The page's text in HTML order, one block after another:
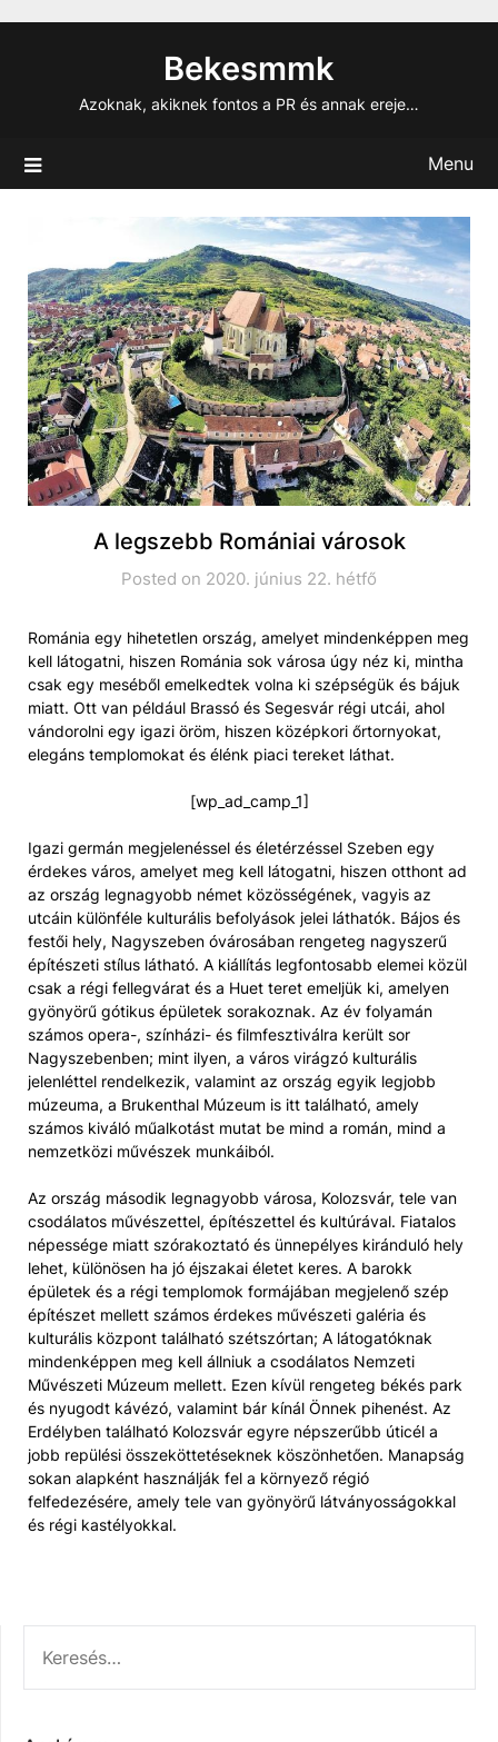
Bekesmmk
Azoknak, akiknek fontos a PR és annak ereje…
Menu
A legszebb Romániai városok
Posted on 2020. június 22. hétfő
Románia egy hihetetlen ország, amelyet mindenképpen meg
kell látogatni, hiszen Románia sok városa úgy néz ki, mintha
csak egy meséből emelkedtek volna ki szépségük és bájuk
miatt. Ott van például Brassó és Segesvár régi utcái, ahol
vándorolni egy igazi öröm, hiszen középkori őrtornyokat,
elegáns templomokat és élénk piaci tereket láthat.
[wp_ad_camp_1]
Igazi germán megjelenéssel és életérzéssel Szeben egy
érdekes város, amelyet meg kell látogatni, hiszen otthont ad
az ország legnagyobb német közösségének, vagyis az
utcáin különféle kulturális befolyások jelei láthatók. Bájos és
festői hely, Nagyszeben óvárosában rengeteg nagyszerű
építészeti stílus látható. A kiállítás legfontosabb elemei közül
csak a régi fellegvárat és a Huet teret emeljük ki, amelyen
gyönyörű gótikus épületek sorakoznak. Az év folyamán
számos opera-, színházi- és filmfesztiválra került sor
Nagyszebenben; mint ilyen, a város virágzó kulturális
jelenléttel rendelkezik, valamint az ország egyik legjobb
múzeuma, a Brukenthal Múzeum is itt található, amely
számos kiváló műalkotást mutat be mind a román, mind a
nemzetközi művészek munkáiból.
Az ország második legnagyobb városa, Kolozsvár, tele van
csodálatos művészettel, építészettel és kultúrával. Fiatalos
népessége miatt szórakoztató és ünnepélyes kiránduló hely
lehet, különösen ha jó éjszakai életet keres. A barokk
épületek és a régi templomok formájában megjelenő szép
építészet mellett számos érdekes művészeti galéria és
kulturális központ található szétszórtan; A látogatóknak
mindenképpen meg kell állniuk a csodálatos Nemzeti
Művészeti Múzeum mellett. Ezen kívül rengeteg békés park
és nyugodt kávézó, valamint bár kínál Önnek pihenést. Az
Erdélyben található Kolozsvár egyre népszerűbb úticél a
jobb repülési összeköttetéseknek köszönhetően. Manapság
sokan alapként használják fel a környező régió
felfedezésére, amely tele van gyönyörű látványosságokkal
és régi kastélyokkal.